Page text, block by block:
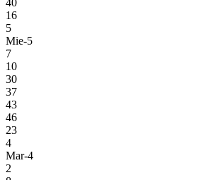
16
5
Mie-5
7
10
30
37
43
46
23
4
Mar-4
2